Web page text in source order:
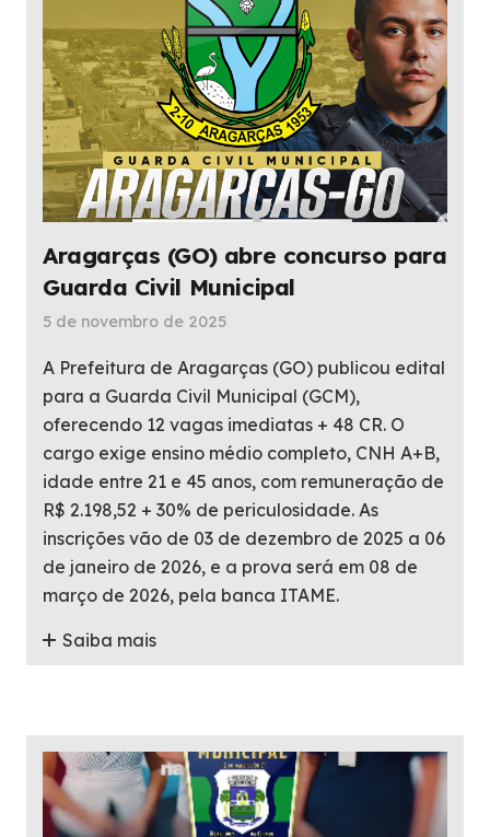
Aragarças (GO) abre concurso para
Guarda Civil Municipal
5 de novembro de 2025
A Prefeitura de Aragarças (GO) publicou edital
para a Guarda Civil Municipal (GCM),
oferecendo 12 vagas imediatas + 48 CR. O
cargo exige ensino médio completo, CNH A+B,
idade entre 21 e 45 anos, com remuneração de
R$ 2.198,52 + 30% de periculosidade. As
inscrições vão de 03 de dezembro de 2025 a 06
de janeiro de 2026, e a prova será em 08 de
março de 2026, pela banca ITAME.
Saiba mais